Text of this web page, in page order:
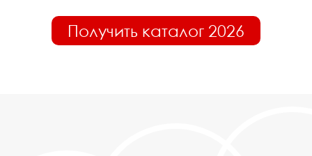
Получить каталог 2026